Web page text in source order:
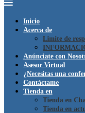
Inicio
Acerca de
Limite de
Anúnciate con
Asesor Virtual
¿Necesitas una
Contáctame
Tienda en
Tienda en
Tienda en